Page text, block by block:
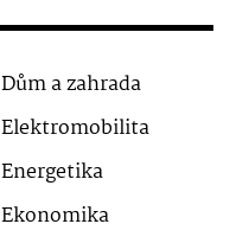
Dům a zahrada
Elektromobilita
Energetika
Ekonomika